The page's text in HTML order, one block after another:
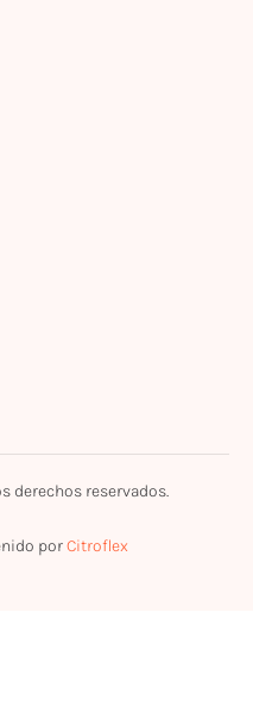
derechos reservados.
porCitroflex